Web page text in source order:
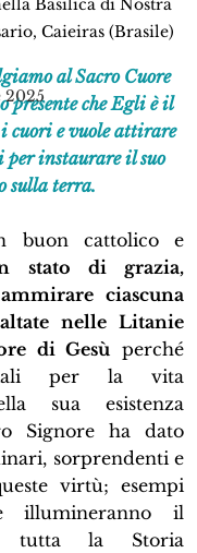
2025
Basilica di Nostra
Caieiras (Brasile)
al Sacro Cuore
presente che Egli è il
cuori e vuole attirare
per instaurare il suo
sulla terra.
stato di grazia,
ciascuna
nelle Litanie
di Gesù perché
per la vita
sua esistenza
Signore ha dato
sorprendenti e
virtù; esempi
illumineranno il
tutta la Storia